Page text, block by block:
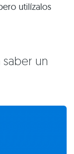
utilízalos
saber un